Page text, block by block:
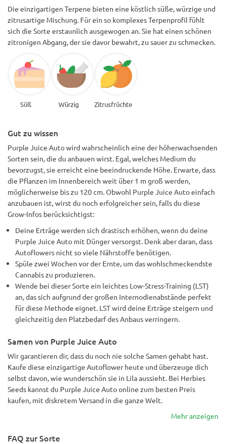
Die einzigartigen Terpene bieten eine köstlich süße, würzige und
zitrusartige Mischung. Für ein so komplexes Terpenprofil fühlt
sich die Sorte erstaunlich ausgewogen an. Sie hat einen schönen
zitronigen Abgang, der sie davor bewahrt, zu sauer zu schmecken.
Süß Würzig Zitrusfrüchte
Gut zu wissen
Purple Juice Auto wird wahrscheinlich eine der höherwachsenden
Sorten sein, die du anbauen wirst. Egal, welches Medium du
bevorzugst, sie erreicht eine beeindruckende Höhe. Erwarte, dass
die Pflanzen im Innenbereich weit über 1 m groß werden,
möglicherweise bis zu 120 cm. Obwohl Purple Juice Auto einfach
anzubauen ist, wirst du noch erfolgreicher sein, falls du diese
Grow-Infos berücksichtigst:
Deine Erträge werden sich drastisch erhöhen, wenn du deine
Purple Juice Auto mit Dünger versorgst. Denk aber daran, dass
Autoflowers nicht so viele Nährstoffe benötigen.
Spüle zwei Wochen vor der Ernte, um das wohlschmeckendste
Cannabis zu produzieren.
Wende bei dieser Sorte ein leichtes Low-Stress-Training (LST)
an, das sich aufgrund der großen Internodienabstände perfekt
für diese Methode eignet. LST wird deine Erträge steigern und
gleichzeitig den Platzbedarf des Anbaus verringern.
Samen von Purple Juice Auto
Wir garantieren dir, dass du noch nie solche Samen gehabt hast.
Kaufe diese einzigartige Autoflower heute und überzeuge dich
selbst davon, wie wunderschön sie in Lila aussieht. Bei Herbies
Seeds kannst du Purple Juice Auto online zum besten Preis
kaufen, mit diskretem Versand in die ganze Welt.
Mehr anzeigen
FAQ zur Sorte